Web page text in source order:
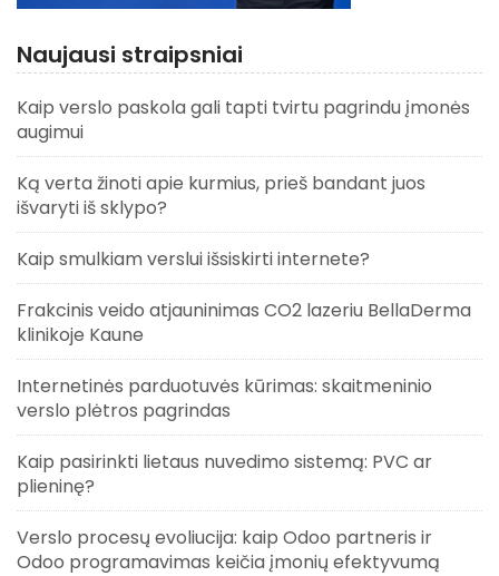
Naujausi straipsniai
Kaip verslo paskola gali tapti tvirtu pagrindu įmonės
augimui
Ką verta žinoti apie kurmius, prieš bandant juos
išvaryti iš sklypo?
Kaip smulkiam verslui išsiskirti internete?
Frakcinis veido atjauninimas CO2 lazeriu BellaDerma
klinikoje Kaune
Internetinės parduotuvės kūrimas: skaitmeninio
verslo plėtros pagrindas
Kaip pasirinkti lietaus nuvedimo sistemą: PVC ar
plieninę?
Verslo procesų evoliucija: kaip Odoo partneris ir
Odoo programavimas keičia įmonių efektyvumą